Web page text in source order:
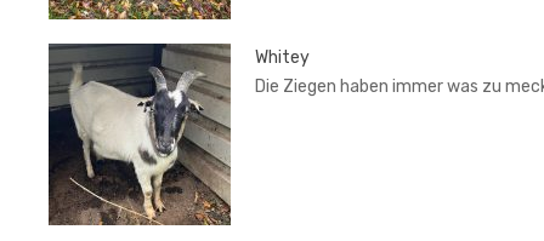
Whitey
Die Ziegen haben immer was zu